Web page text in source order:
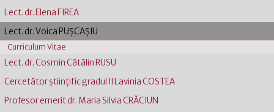
Lect. dr. Elena FIREA
Lect. dr. Voica PUȘCAȘIU
Curriculum Vitae
Lect. dr. Cosmin Cătălin RUSU
Cercetător științific gradul II Lavinia COSTEA
Profesor emerit dr. Maria Silvia CRĂCIUN